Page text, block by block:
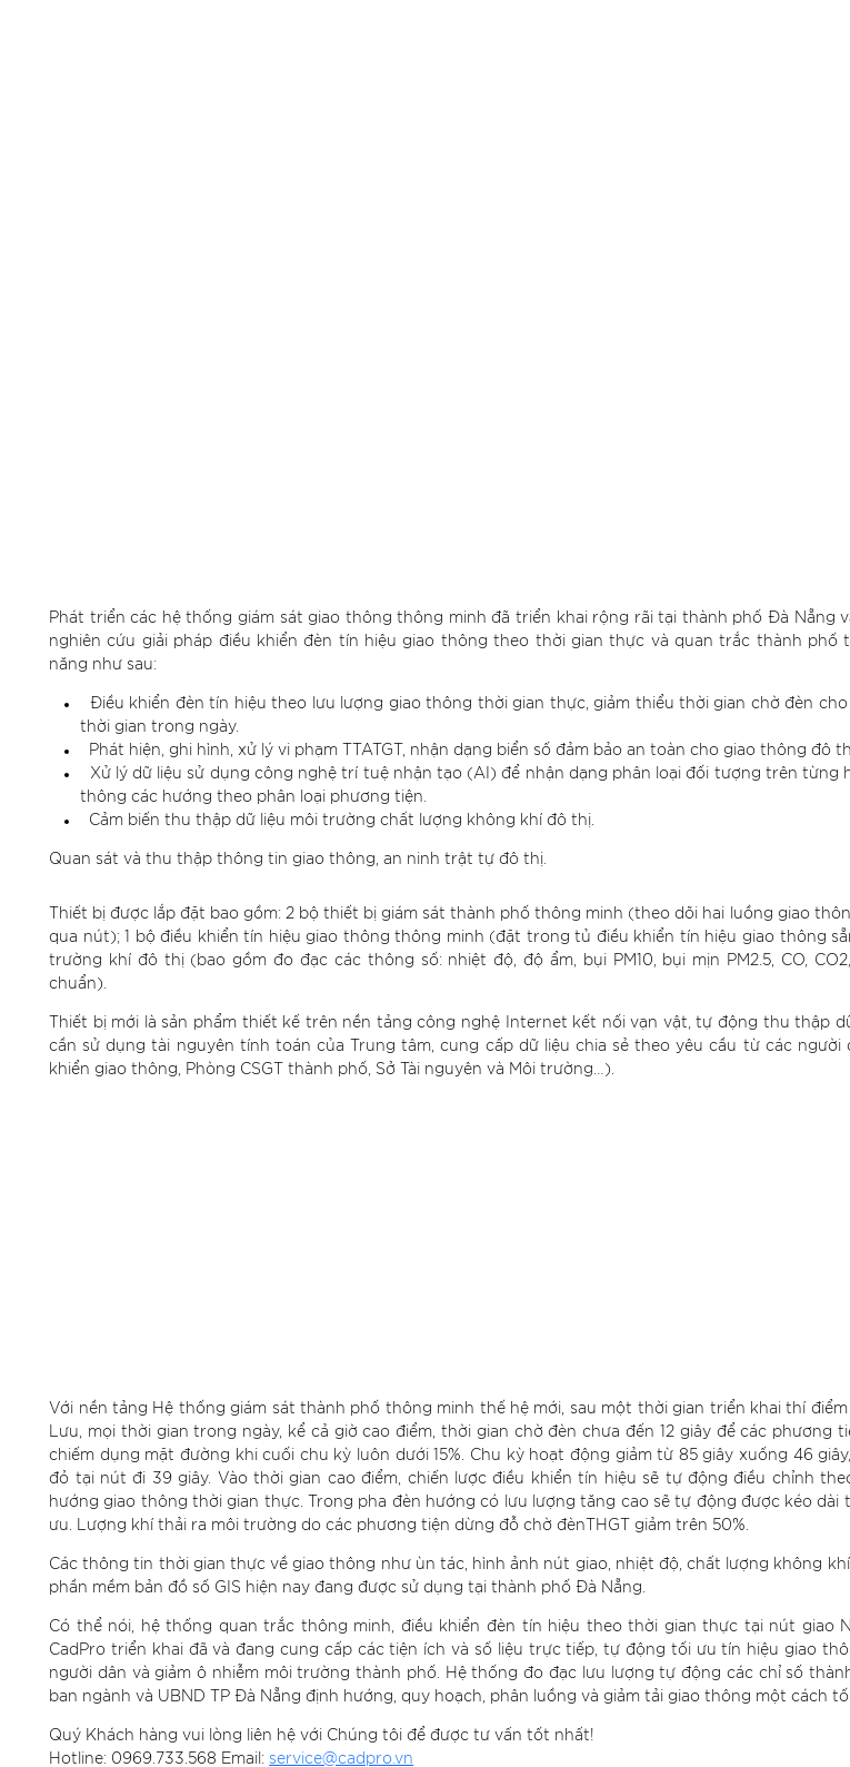
Phát triển các hệ thống giám sát giao thông thông minh đã triển khai rộng rãi tại thành phố Đà Nẵng
nghiên cứu giải pháp điều khiển đèn tín hiệu giao thông theo thời gian thực và quan trắc thành phố
năng như sau:
Điều khiển đèn tín hiệu theo lưu lượng giao thông thời gian thực, giảm thiểu thời gian chờ đèn
thời gian trong ngày.
Phát hiện, ghi hình, xử lý vi phạm TTATGT, nhận dạng biển số đảm bảo an toàn cho giao thông đô
Xử lý dữ liệu sử dụng công nghệ trí tuệ nhận tạo (AI) để nhận dạng phân loại đối tượng trên từng
thông các hướng theo phân loại phương tiện.
Cảm biến thu thập dữ liệu môi trường chất lượng không khí đô thị.
Quan sát và thu thập thông tin giao thông, an ninh trật tự đô thị.
Thiết bị được lắp đặt bao gồm: 2 bộ thiết bị giám sát thành phố thông minh (theo dõi hai luồng giao
qua nút); 1 bộ điều khiển tín hiệu giao thông thông minh (đặt trong tủ điều khiển tín hiệu giao thông
trường khí đô thị (bao gồm đo đạc các thông số: nhiệt độ, độ ẩm, bụi PM10, bụi mịn PM2.5, CO,
chuẩn).
Thiết bị mới là sản phẩm thiết kế trên nền tảng công nghệ Internet kết nối vạn vật, tự động thu thập
cần sử dụng tài nguyên tính toán của Trung tâm, cung cấp dữ liệu chia sẻ theo yêu cầu từ các người
khiển giao thông, Phòng CSGT thành phố, Sở Tài nguyên và Môi trường…).
Với nền tảng Hệ thống giám sát thành phố thông minh thế hệ mới, sau một thời gian triển khai thí
Lưu, mọi thời gian trong ngày, kể cả giờ cao điểm, thời gian chờ đèn chưa đến 12 giây để các phương
chiếm dụng mặt đường khi cuối chu kỳ luôn dưới 15%. Chu kỳ hoạt động giảm từ 85 giây xuống 46
đỏ tại nút đi 39 giây. Vào thời gian cao điểm, chiến lược điều khiển tín hiệu sẽ tự động điều chỉnh
hướng giao thông thời gian thực. Trong pha đèn hướng có lưu lượng tăng cao sẽ tự động được kéo dài
ưu. Lượng khí thải ra môi trường do các phương tiện dừng đỗ chờ đènTHGT giảm trên 50%.
Các thông tin thời gian thực về giao thông như ùn tác, hình ảnh nút giao, nhiệt độ, chất lượng không
phần mềm bản đồ số GIS hiện nay đang được sử dụng tại thành phố Đà Nẵng.
Có thể nói, hệ thống quan trắc thông minh, điều khiển đèn tín hiệu theo thời gian thực tại nút giao
CadPro triển khai đã và đang cung cấp các tiện ích và số liệu trực tiếp, tự động tối ưu tín hiệu giao
người dân và giảm ô nhiễm môi trường thành phố. Hệ thống đo đạc lưu lượng tự động các chỉ số
ban ngành và UBND TP Đà Nẵng định hướng, quy hoạch, phân luồng và giảm tải giao thông một cách
Quý Khách hàng vui lòng liên hệ với Chúng tôi để được tư vấn tốt nhất!
Hotline: 0969.733.568 Email: service@cadpro.vn